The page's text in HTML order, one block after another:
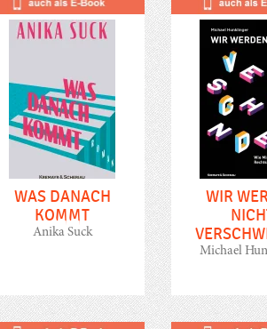
WAS DANACH
KOMMT
Anika Suck
WIR
Michael